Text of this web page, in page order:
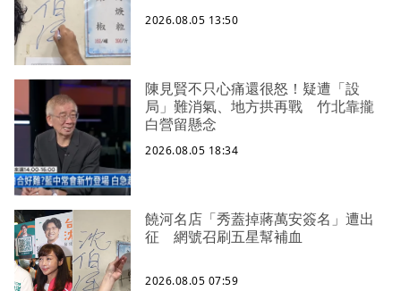
2026.08.05 13:50
陳見賢不只心痛還很怒！疑遭「設
局」難消氣、地方拱再戰 竹北靠攏
白營留懸念
2026.08.05 18:34
饒河名店「秀蓋掉蔣萬安簽名」遭出
征 網號召刷五星幫補血
2026.08.05 07:59